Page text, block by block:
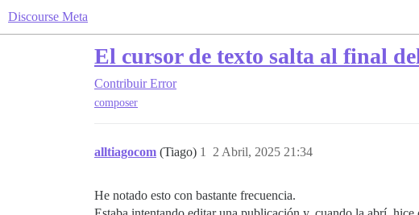
Discourse Meta
El cursor de texto salta al final
Contribuir Error
composer
alltiagocom (Tiago) 2 Abril, 2025 21:34
1
He notado esto con bastante frecuencia.